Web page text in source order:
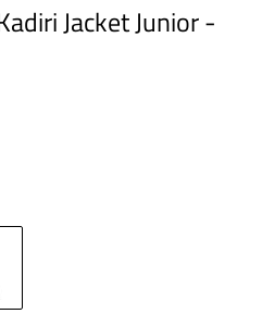
Jacket Junior -